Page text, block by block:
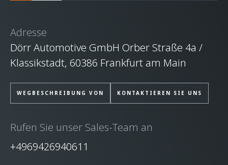
Adresse
Dörr Automotive GmbH Orber Straße 4a /
Klassikstadt, 60386 Frankfurt am Main
WEGBESCHREIBUNG VON KONTAKTIEREN SIE UNS
Rufen Sie unser Sales-Team an
+4969426940611